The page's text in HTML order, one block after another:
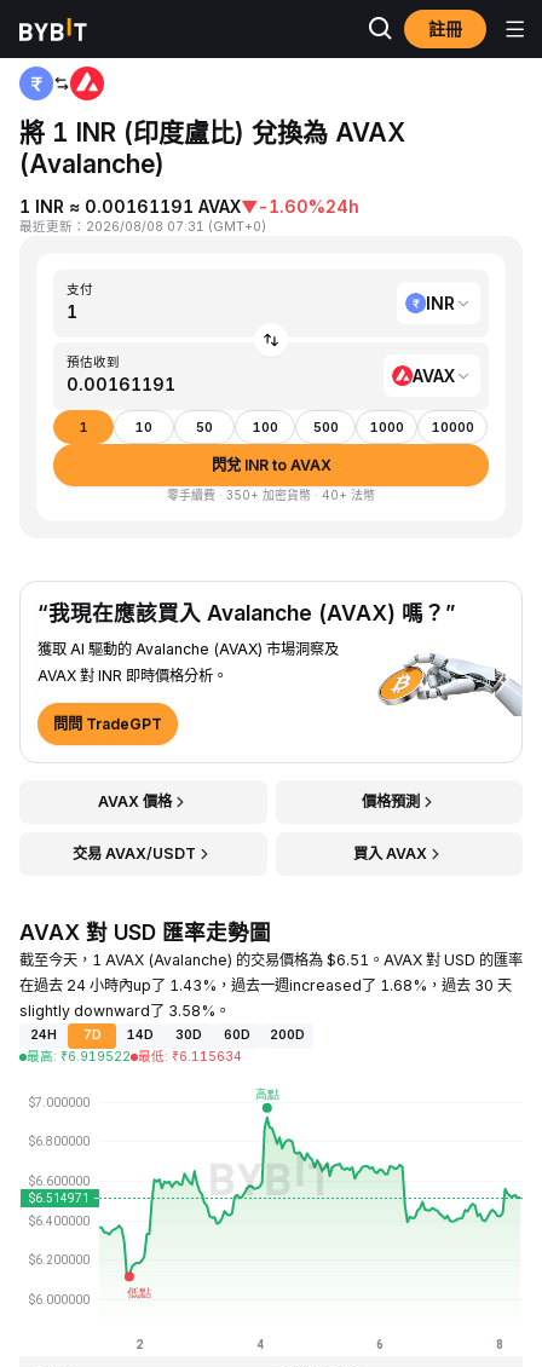
註冊
首頁 INR to AVAX
將 1 INR (印度盧比) 兌換為 AVAX
(Avalanche)
1 INR ≈ 0.00161191 AVAX▼-1.60%24h
最近更新 ： 2026/08/08 07:31 (GMT+0)
支付
INR
預估收到
AVAX
1 10 50 100 500 1000 10000
閃兌 INR to AVAX
零手續費 · 350+ 加密貨幣 · 40+ 法幣
“我現在應該買入 Avalanche (AVAX) 嗎？”
獲取 AI 驅動的 Avalanche (AVAX) 市場洞察及
AVAX 對 INR 即時價格分析。
問問 TradeGPT
AVAX 價格 價格預測
交易 AVAX/USDT 買入 AVAX
AVAX 對 USD 匯率走勢圖
截至今天，1 AVAX (Avalanche) 的交易價格為 $6.51。AVAX 對 USD 的匯率
在過去 24 小時內up了 1.43%，過去一週increased了 1.68%，過去 30 天
slightly downward了 3.58%。
24H 7D 14D 30D 60D
200D
最高: ₹6.919522 最低: ₹6.115634
最近更新時間：2026-08-08 07:31 (GMT+0)